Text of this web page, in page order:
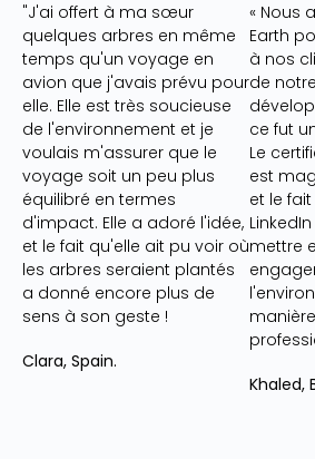
"J'ai offert à ma sœur
quelques arbres en même
temps qu'un voyage en
avion que j'avais prévu pour
elle. Elle est très soucieuse
de l'environnement et je
voulais m'assurer que le
voyage soit un peu plus
équilibré en termes
d'impact. Elle a adoré l'idée,
et le fait qu'elle ait pu voir où
les arbres seraient plantés
a donné encore plus de
sens à son geste !
Clara, Spain.
« Nous
Earth
à nos
de
ce fut
Le
est
et le
mettre
Khaled,